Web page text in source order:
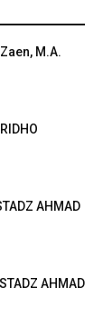
M.A.
AHMAD
AHMAD